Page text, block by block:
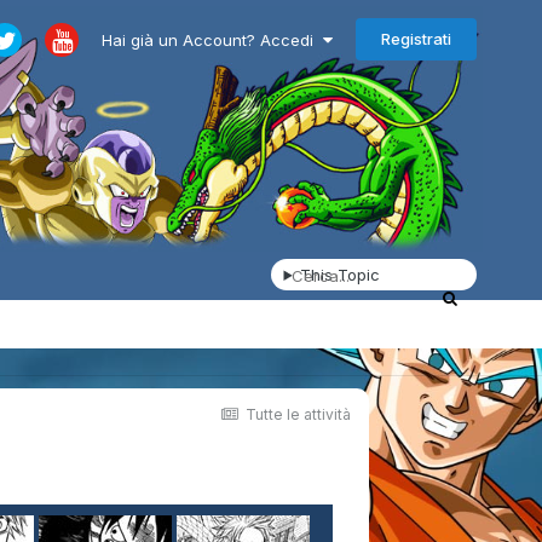
Hai già un Account? Accedi Registrati
This Topic
Tutte le attività